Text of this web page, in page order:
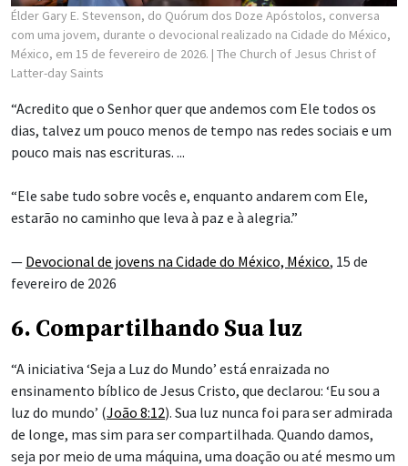
Élder Gary E. Stevenson, do Quórum dos Doze Apóstolos, conversa
com uma jovem, durante o devocional realizado na Cidade do México,
México, em 15 de fevereiro de 2026. | The Church of Jesus Christ of
Latter-day Saints
“Acredito que o Senhor quer que andemos com Ele todos os
dias, talvez um pouco menos de tempo nas redes sociais e um
pouco mais nas escrituras. ...
“Ele sabe tudo sobre vocês e, enquanto andarem com Ele,
estarão no caminho que leva à paz e à alegria.”
— Devocional de jovens na Cidade do México, México, 15 de
fevereiro de 2026
6. Compartilhando Sua luz
“A iniciativa ‘Seja a Luz do Mundo’ está enraizada no
ensinamento bíblico de Jesus Cristo, que declarou: ‘Eu sou a
luz do mundo’ (João 8:12). Sua luz nunca foi para ser admirada
de longe, mas sim para ser compartilhada. Quando damos,
seja por meio de uma máquina, uma doação ou até mesmo um